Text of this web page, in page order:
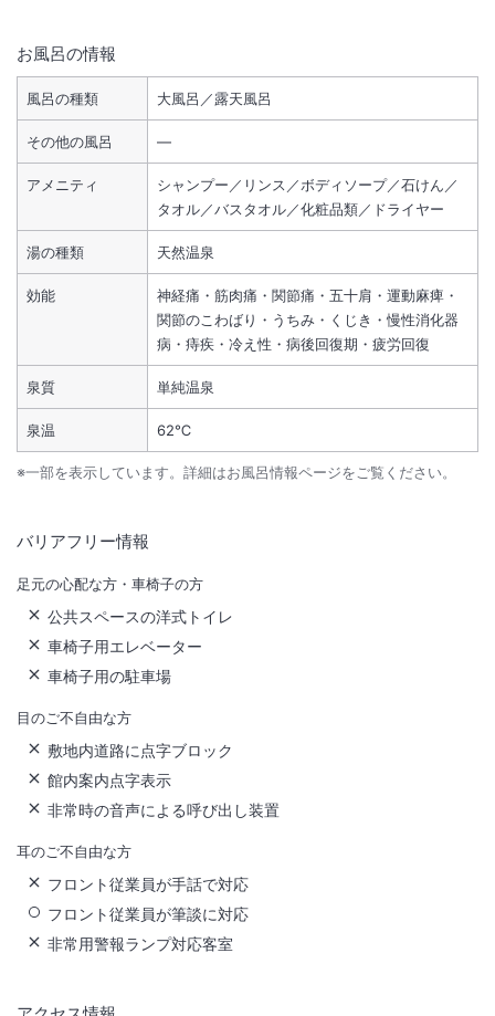
お風呂の情報
風呂の種類 大風呂／露天風呂
その他の風呂 ―
アメニティ
シャンプー／リンス／ボディソープ／石けん／
タオル／バスタオル／化粧品類／ドライヤー
湯の種類 天然温泉
効能
神経痛・筋肉痛・関節痛・五十肩・運動麻痺・
関節のこわばり・うちみ・くじき・慢性消化器
病・痔疾・冷え性・病後回復期・疲労回復
泉質 単純温泉
泉温 62℃
※一部を表示しています。詳細はお風呂情報ページをご覧ください。
バリアフリー情報
足元の心配な方・車椅子の方
公共スペースの洋式トイレ
車椅子用エレベーター
車椅子用の駐車場
目のご不自由な方
敷地内道路に点字ブロック
館内案内点字表示
非常時の音声による呼び出し装置
耳のご不自由な方
フロント従業員が手話で対応
フロント従業員が筆談に対応
非常用警報ランプ対応客室